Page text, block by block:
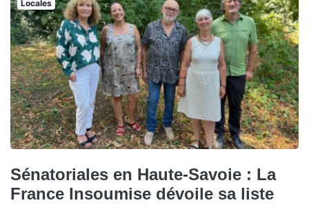
Locales
Sénatoriales en Haute-Savoie : La
France Insoumise dévoile sa liste